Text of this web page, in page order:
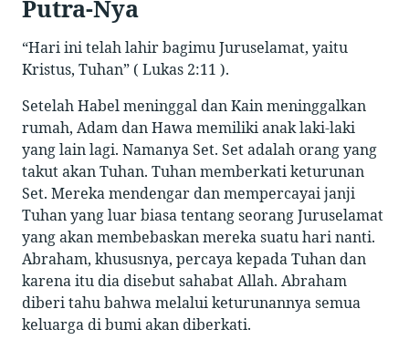
Putra-Nya
“Hari ini telah lahir bagimu Juruselamat, yaitu
Kristus, Tuhan” ( Lukas 2:11 ).
Setelah Habel meninggal dan Kain meninggalkan
rumah, Adam dan Hawa memiliki anak laki-laki
yang lain lagi. Namanya Set. Set adalah orang yang
takut akan Tuhan. Tuhan memberkati keturunan
Set. Mereka mendengar dan mempercayai janji
Tuhan yang luar biasa tentang seorang Juruselamat
yang akan membebaskan mereka suatu hari nanti.
Abraham, khususnya, percaya kepada Tuhan dan
karena itu dia disebut sahabat Allah. Abraham
diberi tahu bahwa melalui keturunannya semua
keluarga di bumi akan diberkati.